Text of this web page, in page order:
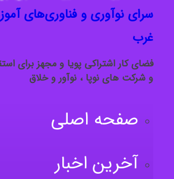
سرای نوآوری و فناوری‌های
غرب
فضای کار اشتراکی پویا و مجهز برای
و شرکت های نوپا ، نوآور و خلاق
صفحه اصلی
آخرین اخبار